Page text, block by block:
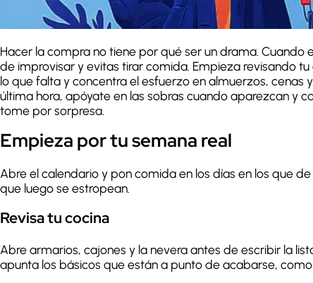
Hacer la compra no tiene por qué ser un drama.
de improvisar y evitas tirar comida. Empieza revisando
lo que falta y concentra el esfuerzo en almuerzos,
última hora, apóyate en las sobras cuando aparezcan y
tome por sorpresa.
Empieza por tu semana real
Abre el calendario y pon comida en los días en los que
que luego se estropean.
Revisa tu cocina
Abre armarios, cajones y la nevera antes de escribir la
apunta los básicos que están a punto de acabarse,